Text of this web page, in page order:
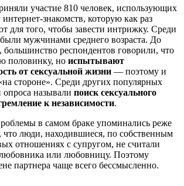
участие 810 человек, использующих
знакомств, которую как раз
для того, чтобы завести интрижку. Среди
мужчинами среднего возраста. До
большинство респондентов говорили, что
половинку, но испытывают
от сексуальной жизни — поэтому и
стороне». Среди других популярных
называли поиск сексуального
к независимости.
в самом браке упоминались реже
что люди, находившиеся, по собственным
отношениях с супругом, не считали
любовника или любовницу. Поэтому
партнера чаще всего бессмысленно.